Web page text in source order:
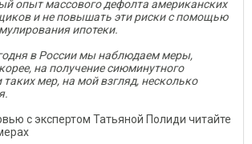
опыт массового дефолта американских
и не повышать эти риски с помощью
ипотеки.
в России мы наблюдаем меры,
на получение сиюминутного
мер, на мой взгляд, несколько
с экспертом Татьяной Полиди читайте